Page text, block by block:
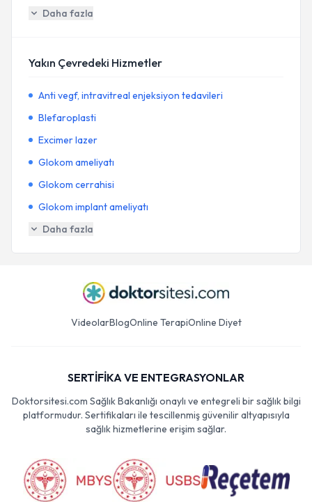
Daha fazla
Yakın Çevredeki Hizmetler
Anti vegf, intravitreal enjeksiyon tedavileri
Blefaroplasti
Excimer lazer
Glokom ameliyatı
Glokom cerrahisi
Glokom implant ameliyatı
Daha fazla
VideolarBlogOnline TerapiOnline Diyet
SERTİFİKA VE ENTEGRASYONLAR
Doktorsitesi.com Sağlık Bakanlığı onaylı ve entegreli bir sağlık bilgi
platformudur. Sertifikaları ile tescillenmiş güvenilir altyapısıyla
sağlık hizmetlerine erişim sağlar.